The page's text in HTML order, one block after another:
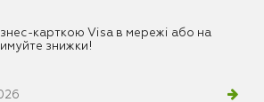
карткою Visa в мережі або на
знижки!